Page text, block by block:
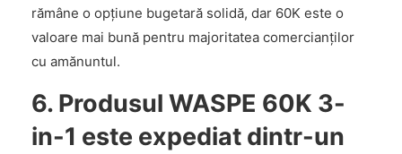
rămâne o opțiune bugetară solidă, dar 60K este o
valoare mai bună pentru majoritatea comercianților
cu amănuntul.
6. Produsul WASPE 60K 3-
in-1 este expediat dintr-un